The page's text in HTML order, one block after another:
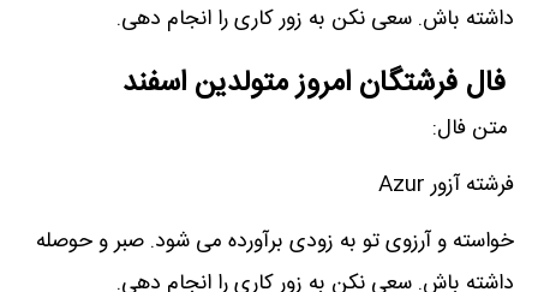
داشته باش. سعی نکن به زور کاری را انجام دهی.
فال فرشتگان امروز متولدین اسفند
متن فال:
فرشته آزور Azur
خواسته و آرزوی تو به زودی برآورده می شود. صبر و حوصله
داشته باش. سعی نکن به زور کاری را انجام دهی.